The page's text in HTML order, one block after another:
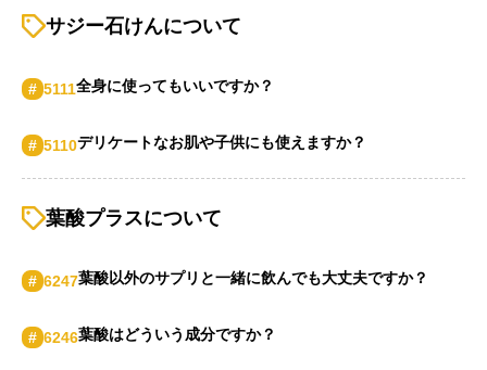
サジー石けんについて
# 5111全身に使ってもいいですか？
# 5110デリケートなお肌や子供にも使えますか？
葉酸プラスについて
# 6247葉酸以外のサプリと⼀緒に飲んでも⼤丈夫ですか？
# 6246葉酸はどういう成分ですか？